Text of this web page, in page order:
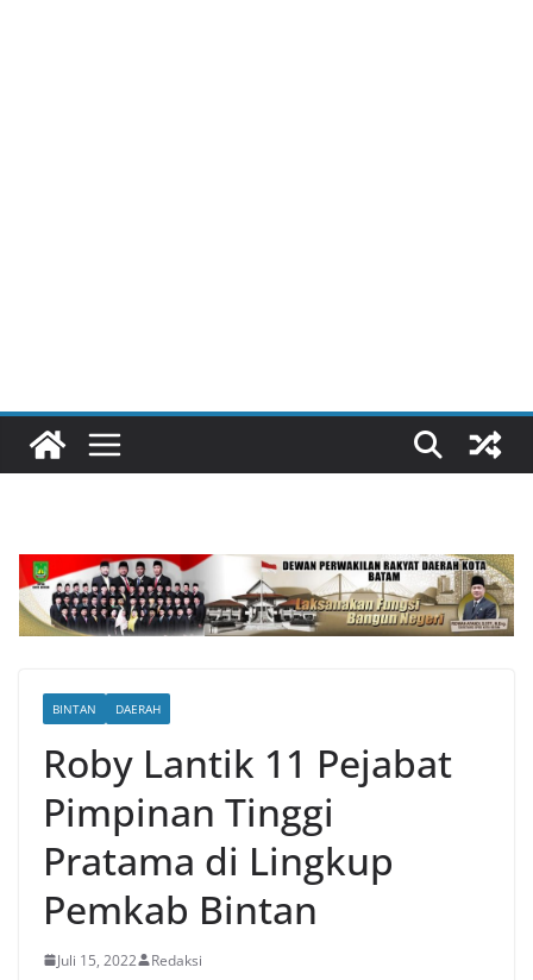
BINTAN DAERAH
Roby Lantik 11 Pejabat
Pimpinan Tinggi
Pratama di Lingkup
Pemkab Bintan
Juli 15, 2022 Redaksi